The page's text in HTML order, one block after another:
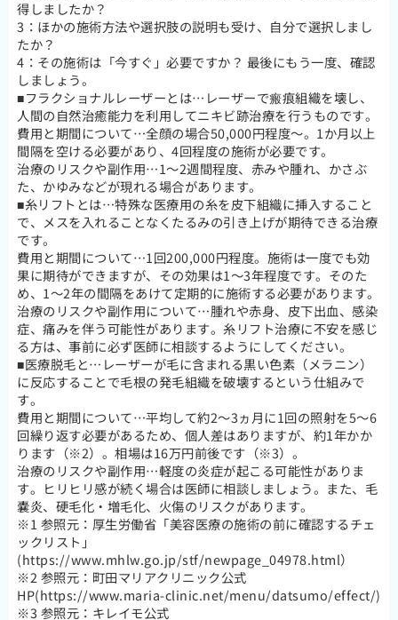
得しましたか？
3：ほかの施術方法や選択肢の説明も受け、自分で選択しまし
たか？
4：その施術は「今すぐ」必要ですか？ 最後にもう一度、確認
しましょう。
■フラクショナルレーザーとは…レーザーで瘢痕組織を壊し、
人間の自然治癒能力を利用してニキビ跡治療を行うものです。
費用と期間について…全顔の場合50,000円程度～。1か月以上
間隔を空ける必要があり、4回程度の施術が必要です。
治療のリスクや副作用…1～2週間程度、赤みや腫れ、かさぶ
た、かゆみなどが現れる場合があります。
■糸リフトとは…特殊な医療用の糸を皮下組織に挿入すること
で、メスを入れることなくたるみの引き上げが期待できる治療
です。
費用と期間について…1回200,000円程度。施術は一度でも効
果に期待ができますが、その効果は1～3年程度です。そのた
め、1～2年の間隔をあけて定期的に施術する必要があります。
治療のリスクや副作用について…腫れや赤身、皮下出血、感染
症、痛みを伴う可能性があります。糸リフト治療に不安を感じ
る方は、事前に必ず医師に相談するようにしてください。
■医療脱毛と…レーザーが毛に含まれる黒い色素（メラニン）
に反応することで毛根の発毛組織を破壊するという仕組みで
す。
費用と期間について…平均して約2～3ヵ月に1回の照射を5～6
回繰り返す必要があるため、個人差はありますが、約1年かか
ります（※2）。相場は16万円前後です（※3）。
治療のリスクや副作用…軽度の炎症が起こる可能性がありま
す。ヒリヒリ感が続く場合は医師に相談しましょう。また、毛
嚢炎、硬毛化・増毛化、火傷のリスクがあります。
※1 参照元：厚生労働省「美容医療の施術の前に確認するチェ
ックリスト」
(https://www.mhlw.go.jp/stf/newpage_04978.html）
※2 参照元：町田マリアクリニック公式
HP(https://www.maria-clinic.net/menu/datsumo/effect/)
※3 参照元：キレイモ公式